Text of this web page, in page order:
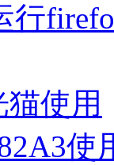
行
猫使用
使